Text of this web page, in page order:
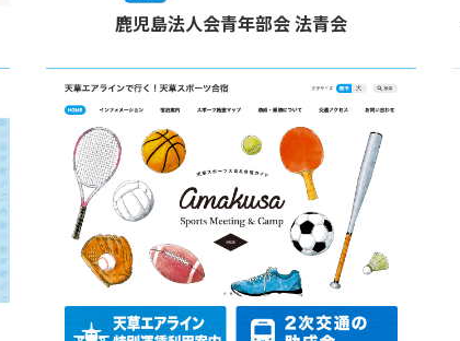
鹿児島法人会青年部会 法青会